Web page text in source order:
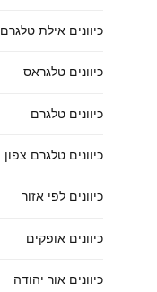
כיוונים אילת טלגרם
כיוונים טלגראס
כיוונים טלגרם
כיוונים טלגרם צפון
כיוונים לפי אזור
כיוונים אופקים
כיוונים אור יהודה